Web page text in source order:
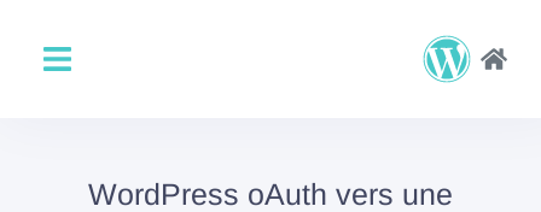
WordPress oAuth vers une